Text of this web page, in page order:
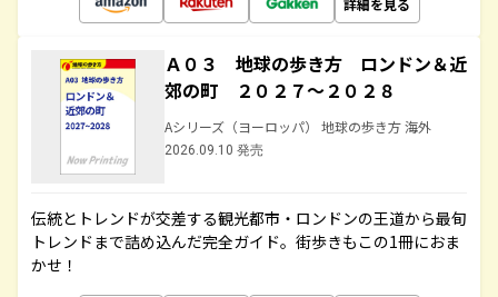
Ａ０３ 地球の歩き方 ロンドン＆近
郊の町 ２０２７～２０２８
Aシリーズ（ヨーロッパ） 地球の歩き方 海外
2026.09.10 発売
伝統とトレンドが交差する観光都市・ロンドンの王道から最旬
トレンドまで詰め込んだ完全ガイド。街歩きもこの1冊におま
かせ！